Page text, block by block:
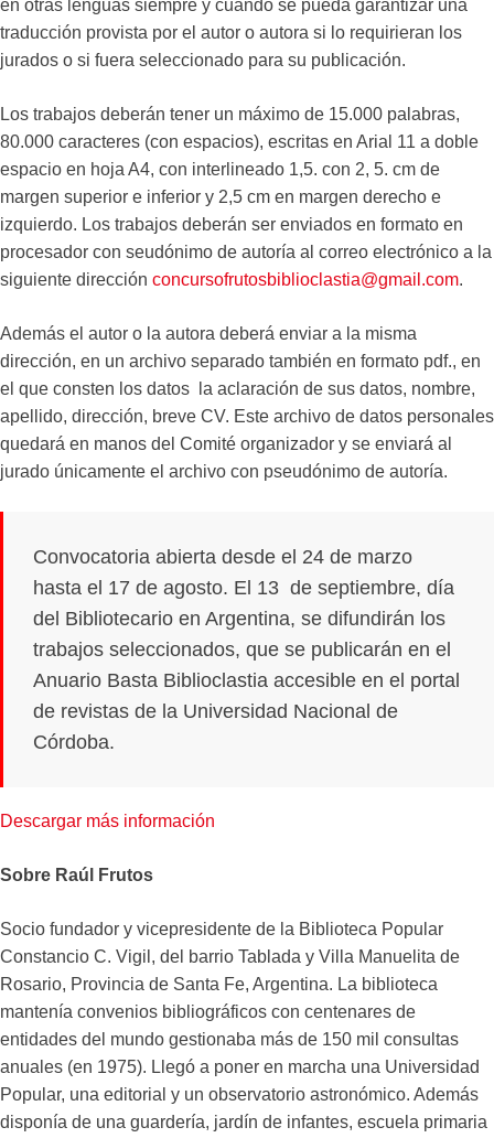
en otras lenguas siempre y cuando se pueda garantizar una
traducción provista por el autor o autora si lo requirieran los
jurados o si fuera seleccionado para su publicación.
Los trabajos deberán tener un máximo de 15.000 palabras,
80.000 caracteres (con espacios), escritas en Arial 11 a doble
espacio en hoja A4, con interlineado 1,5. con 2, 5. cm de
margen superior e inferior y 2,5 cm en margen derecho e
izquierdo. Los trabajos deberán ser enviados en formato en
procesador con seudónimo de autoría al correo electrónico a la
siguiente dirección concursofrutosbiblioclastia@gmail.com.
Además el autor o la autora deberá enviar a la misma
dirección, en un archivo separado también en formato pdf., en
el que consten los datos la aclaración de sus datos, nombre,
apellido, dirección, breve CV. Este archivo de datos personales
quedará en manos del Comité organizador y se enviará al
jurado únicamente el archivo con pseudónimo de autoría.
Convocatoria abierta desde el 24 de marzo
hasta el 17 de agosto. El 13 de septiembre, día
del Bibliotecario en Argentina, se difundirán los
trabajos seleccionados, que se publicarán en el
Anuario Basta Biblioclastia accesible en el portal
de revistas de la Universidad Nacional de
Córdoba.
Descargar más información
Sobre Raúl Frutos
Socio fundador y vicepresidente de la Biblioteca Popular
Constancio C. Vigil, del barrio Tablada y Villa Manuelita de
Rosario, Provincia de Santa Fe, Argentina. La biblioteca
mantenía convenios bibliográficos con centenares de
entidades del mundo gestionaba más de 150 mil consultas
anuales (en 1975). Llegó a poner en marcha una Universidad
Popular, una editorial y un observatorio astronómico. Además
disponía de una guardería, jardín de infantes, escuela primaria